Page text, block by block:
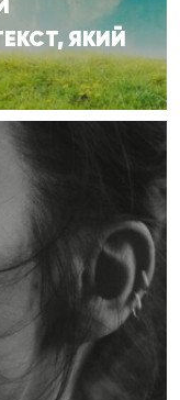
ЯКИЙ